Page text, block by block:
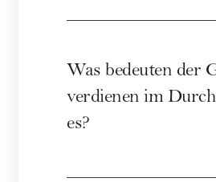
Was bedeuten der
verdienen im
es?